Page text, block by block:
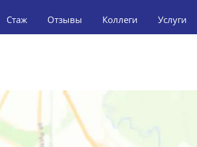
Стаж Отзывы Коллеги Услуги